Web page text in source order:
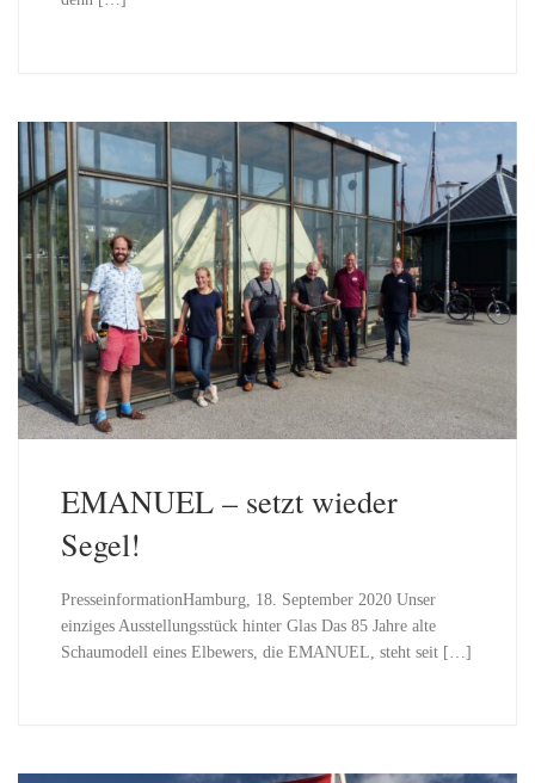
EMANUEL – setzt wieder
Segel!
PresseinformationHamburg, 18. September 2020 Unser
einziges Ausstellungsstück hinter Glas Das 85 Jahre alte
Schaumodell eines Elbewers, die EMANUEL, steht seit […]